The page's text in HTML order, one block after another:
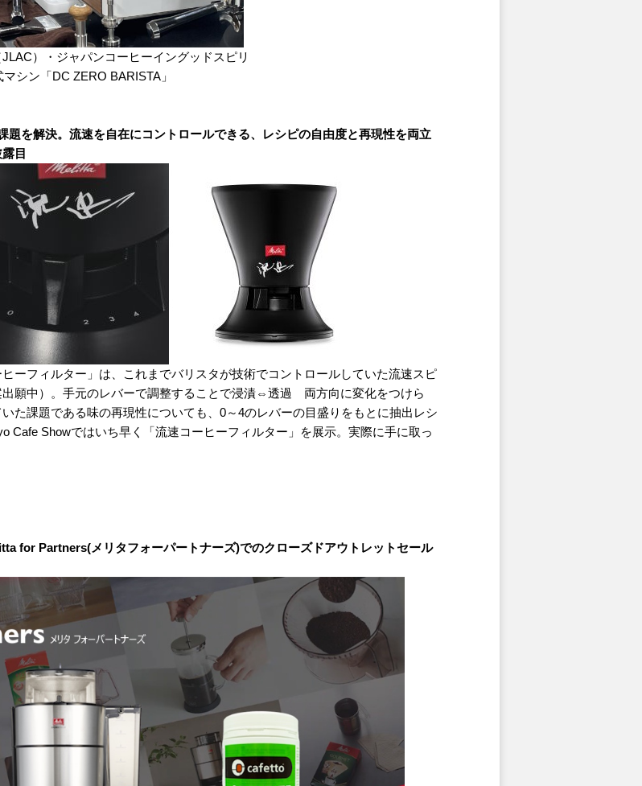
）・ジャパンコーヒーイングッドスピリ
シン「DC ZERO BARISTA」
を解決。 流速を自在にコントロールできる、レシピの自由度と再現性を両立
目
ーフィルター」は、これまでバリスタが技術でコントロールしていた流速スピ
願中）。手元のレバーで調整することで浸漬⇔透過 両方向に変化をつけら
た課題である味の再現性についても、0～4のレバーの目盛りをもとに抽出レシ
Cafe Showではいち早く「流速コーヒーフィルター」を展示。実際に手に取っ
for Partners(メリタフォーパートナーズ)でのクローズドアウトレットセール